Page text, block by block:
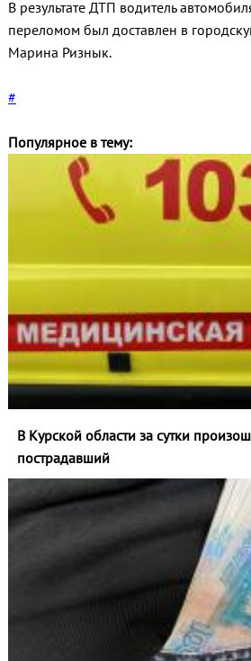
В результате ДТП водитель
переломом был доставлен в
Марина Ризнык.
#
Популярное в тему:
В Курской области за сутки
пострадавший